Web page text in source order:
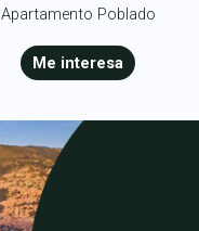
Apartamento Poblado
Me interesa